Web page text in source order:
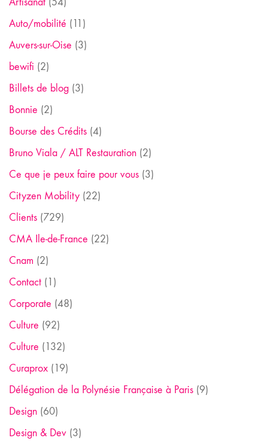
Auto/mobilité (11)
Auvers-sur-Oise (3)
bewifi (2)
Billets de blog (3)
Bonnie (2)
Bourse des Crédits (4)
Bruno Viala / ALT Restauration (2)
Ce que je peux faire pour vous (3)
Cityzen Mobility (22)
Clients (729)
CMA Ile-de-France (22)
Cnam (2)
Contact (1)
Corporate (48)
Culture (92)
Culture (132)
Curaprox (19)
Délégation de la Polynésie Française à Paris (9)
Design (60)
Design & Dev (3)